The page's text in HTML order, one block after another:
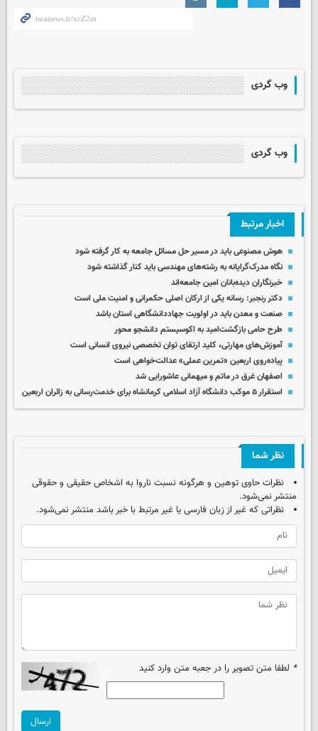
وب گردی
وب گردی
اخبار مرتبط
هوش مصنوعی باید در مسیر حل مسائل جامعه به کار گرفته شود
نگاه مدرک‌گرایانه به رشته‌های مهندسی باید کنار گذاشته شود
خبرنگاران دیده‌بانان امین جامعه‌اند
دکتر رنجبر: رسانه یکی از ارکان اصلی حکمرانی و امنیت ملی است
صنعت و معدن باید در اولویت جهاددانشگاهی استان باشد
طرح حامی بازگشت‌امید به اکوسیستم دانشجو محور
آموزش‌های مهارتی، کلید ارتقای توان تخصصی نیروی انسانی است
پیاده‌روی اربعین «تمرین عملی» عدالت‌خواهی است
اصفهان غرق در ماتم و میهمانی عاشورایی شد
استقرار ۵ موکب دانشگاه آزاد اسلامی کرمانشاه برای خدمت‌رسانی به زائران اربعین
نظر شما
نظرات حاوی توهین و هرگونه نسبت ناروا به اشخاص حقیقی و حقوقی
منتشر نمی‌شود.
نظراتی که غیر از زبان فارسی یا غیر مرتبط با خبر باشد منتشر نمی‌شود.
* لطفا متن تصویر را در جعبه متن وارد کنید
ارسال